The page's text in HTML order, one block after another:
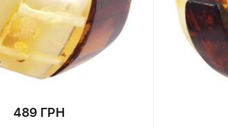
489 ГРН